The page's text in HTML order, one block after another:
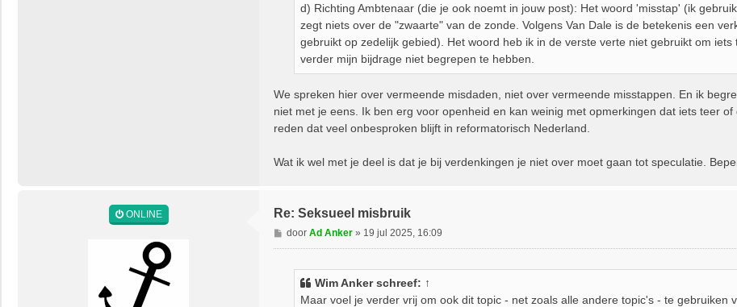
d) Richting Ambtenaar (die je ook noemt in jouw post): Het woord 'misstap' (ik
zegt niets over de "zwaarte" van de zonde. Volgens Van Dale is de betekenis een
gebruikt op zedelijk gebied). Het woord heb ik in de verste verte niet gebruikt om
verder mijn bijdrage niet begrepen te hebben.
We spreken hier over vermeende misdaden, niet over vermeende misstappen. En ik
niet met je eens. Ik ben erg voor openheid en kan weinig met opmerkingen dat iets teer
reden dat veel onbesproken blijft in reformatorisch Nederland.
Wat ik wel met je deel is dat je bij verdenkingen je niet over moet gaan tot speculatie.
ONLINE Re: Seksueel misbruik
B
e
door Ad Anker» 19 jul 2025, 16:09
Wim Ankerschreef: ↑
Maar voel je verder vrij om ook dit topic - net zoals alle andere topic's - te gebruiken